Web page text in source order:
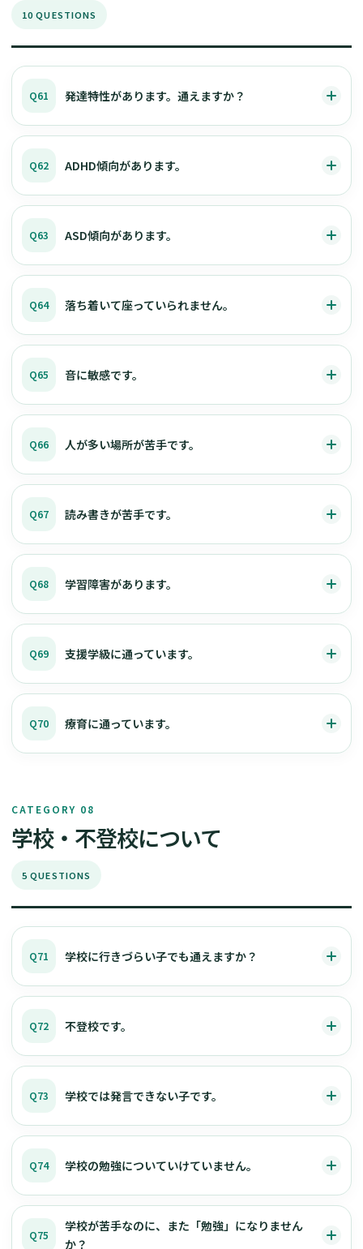
10 QUESTIONS
Q61 発達特性があります。通えますか？
Q62 ADHD傾向があります。
Q63 ASD傾向があります。
Q64 落ち着いて座っていられません。
Q65 音に敏感です。
Q66 人が多い場所が苦手です。
Q67 読み書きが苦手です。
Q68 学習障害があります。
Q69 支援学級に通っています。
Q70 療育に通っています。
CATEGORY 08
学校・不登校について
5 QUESTIONS
Q71 学校に行きづらい子でも通えますか？
Q72 不登校です。
Q73 学校では発言できない子です。
Q74 学校の勉強についていけていません。
Q75
学校が苦手なのに、また「勉強」になりません
か？